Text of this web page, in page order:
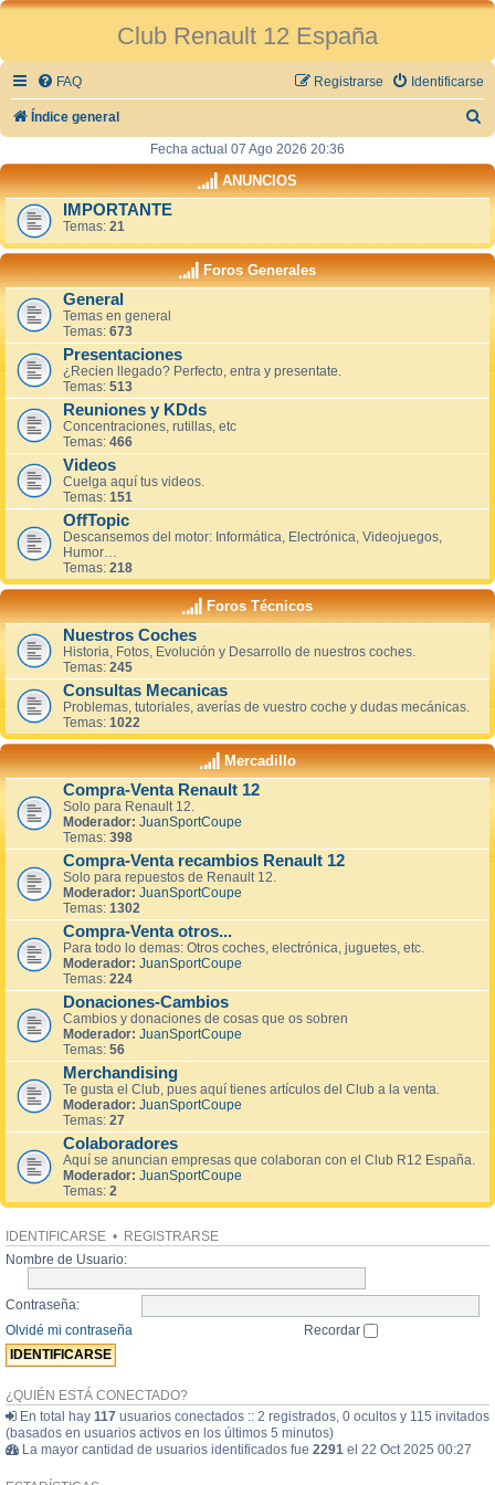
Club Renault 12 España
FAQ Identificarse
Registrarse
Índice general
c
Fecha actual 07 Ago 2026 20:36
ANUNCIOS
IMPORTANTE
Temas: 21
Foros Generales
General
Temas en general
Temas: 673
Presentaciones
¿Recien llegado? Perfecto, entra y presentate.
Temas: 513
Reuniones y KDds
Concentraciones, rutillas, etc
Temas: 466
Videos
Cuelga aquí tus videos.
Temas: 151
OffTopic
Descansemos del motor: Informática, Electrónica, Videojuegos,
Humor…
Temas: 218
Foros Técnicos
Nuestros Coches
Historia, Fotos, Evolución y Desarrollo de nuestros coches.
Temas: 245
Consultas Mecanicas
Problemas, tutoriales, averías de vuestro coche y dudas mecánicas.
Temas: 1022
Mercadillo
Compra-Venta Renault 12
Solo para Renault 12.
Moderador: JuanSportCoupe
Temas: 398
Compra-Venta recambios Renault 12
Solo para repuestos de Renault 12.
Moderador: JuanSportCoupe
Temas: 1302
Compra-Venta otros...
Para todo lo demas: Otros coches, electrónica, juguetes, etc.
Moderador: JuanSportCoupe
Temas: 224
Donaciones-Cambios
Cambios y donaciones de cosas que os sobren
Moderador: JuanSportCoupe
Temas: 56
Merchandising
Te gusta el Club, pues aquí tienes artículos del Club a la venta.
Moderador: JuanSportCoupe
Temas: 27
Colaboradores
Aquí se anuncian empresas que colaboran con el Club R12 España.
Moderador: JuanSportCoupe
Temas: 2
IDENTIFICARSE • REGISTRARSE
Nombre de Usuario:
Contraseña:
Olvidé mi contraseña
Recordar
¿QUIÉN ESTÁ CONECTADO?
En total hay 117 usuarios conectados :: 2 registrados, 0 ocultos y 115 invitados
(basados en usuarios activos en los últimos 5 minutos)
La mayor cantidad de usuarios identificados fue 2291 el 22 Oct 2025 00:27